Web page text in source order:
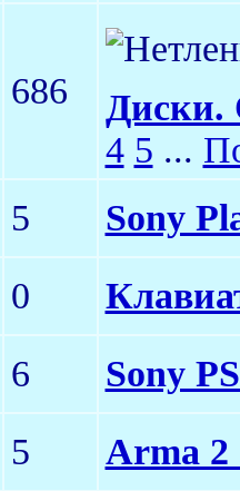
686
Диски.
4 5 ...
5 Sony
0
6 Sony
5 Arma 2